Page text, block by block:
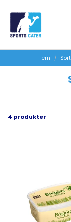
Hem
4 produkter